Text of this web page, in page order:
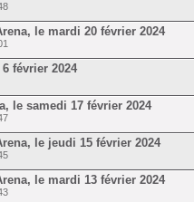
le mardi 20 février 2024
février 2024
le samedi 17 février 2024
le jeudi 15 février 2024
le mardi 13 février 2024